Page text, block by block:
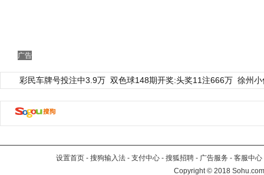
广告
彩民车牌号投注中3.9万 双色球148期开奖:头奖11注666万 徐州
设置首页 - 搜狗输入法 - 支付中心 - 搜狐招聘 - 广告服务 - 客服中心
Copyright©2018